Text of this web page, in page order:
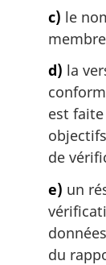
c) le
d) la
est
de
e) un
du